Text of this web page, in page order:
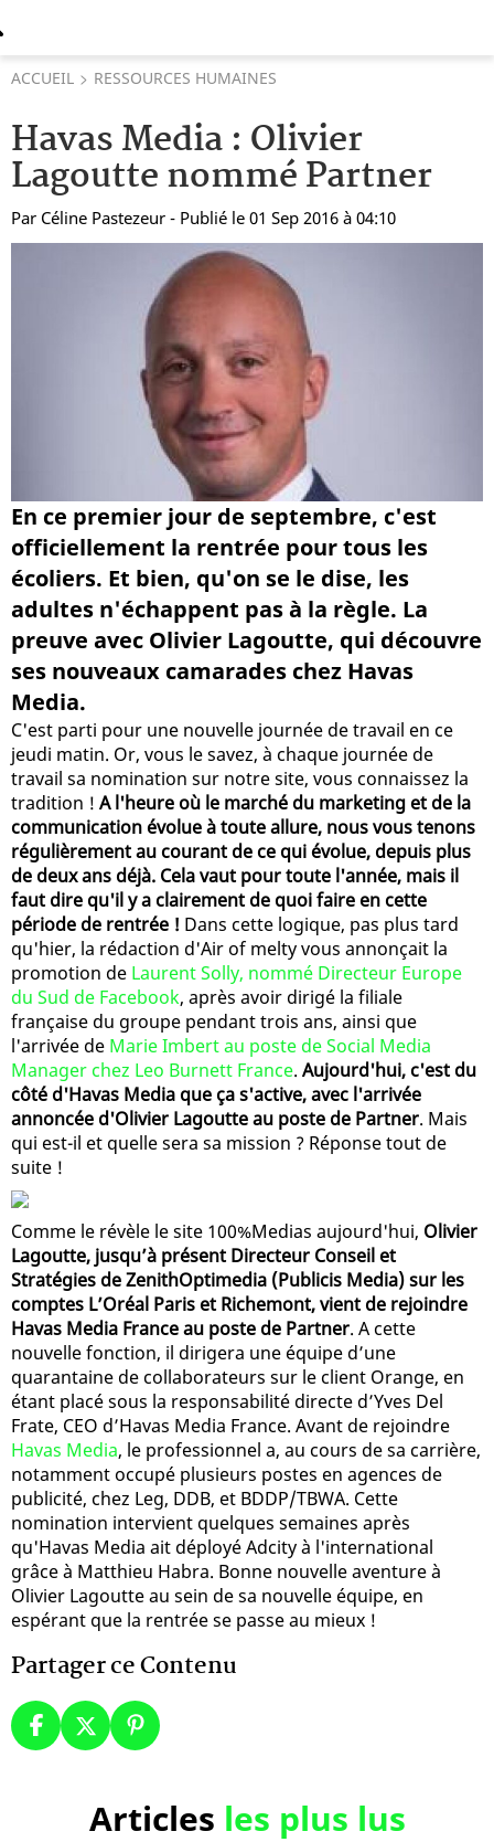
ACCUEIL RESSOURCES HUMAINES
Havas Media : Olivier
Lagoutte nommé Partner
Par Céline Pastezeur - Publié le 01 Sep 2016 à 04:10
En ce premier jour de septembre, c'est
officiellement la rentrée pour tous les
écoliers. Et bien, qu'on se le dise, les
adultes n'échappent pas à la règle. La
preuve avec Olivier Lagoutte, qui découvre
ses nouveaux camarades chez Havas
Media.
C'est parti pour une nouvelle journée de travail en ce
jeudi matin. Or, vous le savez, à chaque journée de
travail sa nomination sur notre site, vous connaissez la
tradition ! A l'heure où le marché du marketing et de la
communication évolue à toute allure, nous vous tenons
régulièrement au courant de ce qui évolue, depuis plus
de deux ans déjà. Cela vaut pour toute l'année, mais il
faut dire qu'il y a clairement de quoi faire en cette
période de rentrée ! Dans cette logique, pas plus tard
qu'hier, la rédaction d'Air of melty vous annonçait la
promotion de Laurent Solly, nommé Directeur Europe
du Sud de Facebook, après avoir dirigé la filiale
française du groupe pendant trois ans, ainsi que
l'arrivée de Marie Imbert au poste de Social Media
Manager chez Leo Burnett France. Aujourd'hui, c'est du
côté d'Havas Media que ça s'active, avec l'arrivée
annoncée d'Olivier Lagoutte au poste de Partner. Mais
qui est-il et quelle sera sa mission ? Réponse tout de
suite !
Comme le révèle le site 100%Medias aujourd'hui, Olivier
Lagoutte, jusqu’à présent Directeur Conseil et
Stratégies de ZenithOptimedia (Publicis Media) sur les
comptes L’Oréal Paris et Richemont, vient de rejoindre
Havas Media France au poste de Partner. A cette
nouvelle fonction, il dirigera une équipe d’une
quarantaine de collaborateurs sur le client Orange, en
étant placé sous la responsabilité directe d’Yves Del
Frate, CEO d’Havas Media France. Avant de rejoindre
Havas Media, le professionnel a, au cours de sa carrière,
notamment occupé plusieurs postes en agences de
publicité, chez Leg, DDB, et BDDP/TBWA. Cette
nomination intervient quelques semaines après
qu'Havas Media ait déployé Adcity à l'international
grâce à Matthieu Habra. Bonne nouvelle aventure à
Olivier Lagoutte au sein de sa nouvelle équipe, en
espérant que la rentrée se passe au mieux !
Partager ce Contenu
Articles les plus lus